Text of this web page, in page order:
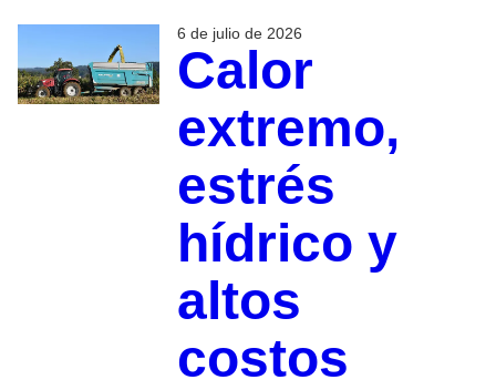
6 de julio de 2026
Calor
extremo,
estrés
hídrico y
altos
costos